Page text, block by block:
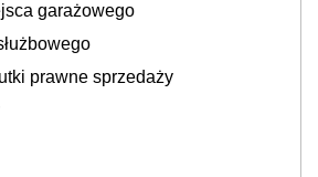
garażowego
prawne sprzedaży